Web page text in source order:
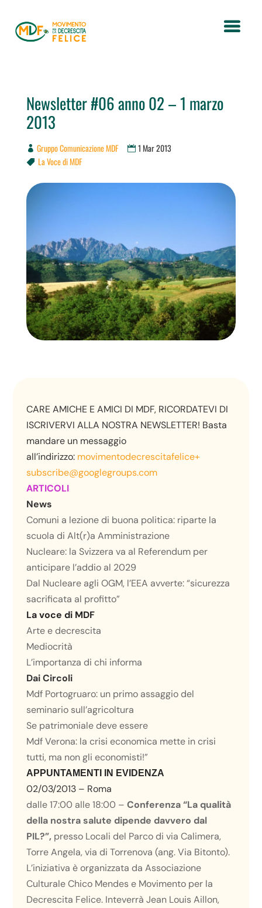
Newsletter #06 anno 02 – 1 marzo
2013
Gruppo Comunicazione MDF 1 Mar 2013
 La Voce di MDF
CARE AMICHE E AMICI DI MDF, RICORDATEVI DI
ISCRIVERVI ALLA NOSTRA NEWSLETTER! Basta
mandare un messaggio
all’indirizzo: movimentodecrescitafelice+
subscribe@googlegroups.com
ARTICOLI
News
Comuni a lezione di buona politica: riparte la
scuola di Alt(r)a Amministrazione
Nucleare: la Svizzera va al Referendum per
anticipare l’addio al 2029
Dal Nucleare agli OGM, l’EEA avverte: “sicurezza
sacrificata al profitto”
La voce di MDF
Arte e decrescita
Mediocrità
L’importanza di chi informa
Dai Circoli
Mdf Portogruaro: un primo assaggio del
seminario sull’agricoltura
Se patrimoniale deve essere
Mdf Verona: la crisi economica mette in crisi
tutti, ma non gli economisti!”
APPUNTAMENTI IN EVIDENZA
02/03/2013 – Roma
dalle 17:00 alle 18:00 –Conferenza “La qualità
della nostra salute dipende davvero dal
PIL?”, presso Locali del Parco di via Calimera,
Torre Angela, via di Torrenova (ang. Via Bitonto).
L’iniziativa è organizzata da Associazione
Culturale Chico Mendes e Movimento per la
Decrescita Felice. Inteverrà Jean Louis Aillon,